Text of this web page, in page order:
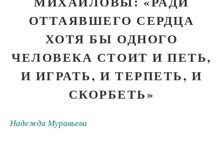
ОТТАЯВШЕГО СЕРДЦА
ХОТЯ БЫ ОДНОГО
ЧЕЛОВЕКА СТОИТ И ПЕТЬ,
И ИГРАТЬ, И ТЕРПЕТЬ, И
СКОРБЕТЬ»
Надежда Муравьева